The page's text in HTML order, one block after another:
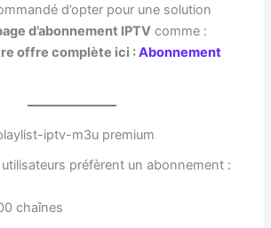
d’opter pour une solution
d’abonnement IPTV comme :
offre complète ici :Abonnement
iptv-m3u premium
préfèrent un abonnement :
chaînes